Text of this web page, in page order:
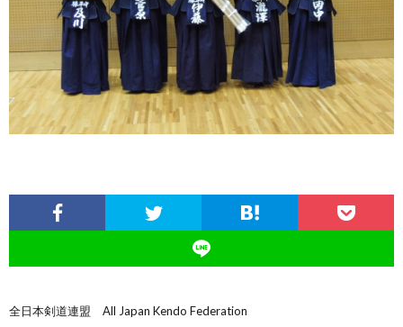
全日本剣道連盟 All Japan Kendo Federation